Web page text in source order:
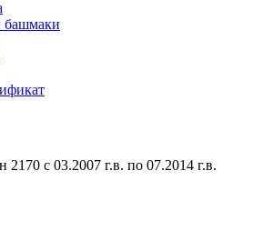
башмаки
с 03.2007 г.в. по 07.2014 г.в.